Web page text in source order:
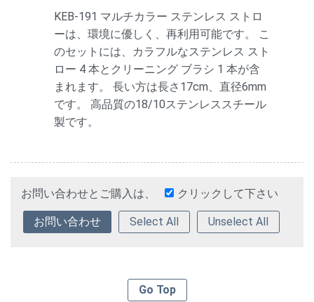
KEB-191 マルチカラー ステンレス ストロ
ーは、環境に優しく、再利用可能です。 こ
のセットには、カラフルなステンレス スト
ロー 4 本とクリーニング ブラシ 1 本が含
まれます。 長い方は長さ17cm、直径6mm
です。 高品質の18/10ステンレススチール
製です。
お問い合わせとご購入は、 クリックして下さい
Select All Unselect All
Go Top